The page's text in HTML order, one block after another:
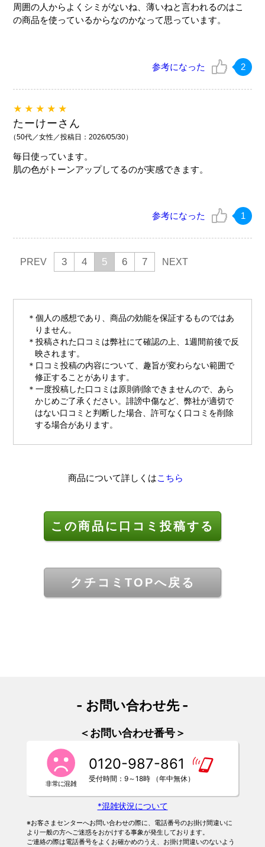
周囲の人からよくシミがないね、薄いねと言われるのはこ
の商品を使っているからなのかなって思っています。
参考になった 2
★★★★★
たーけーさん
（50代／女性／投稿日：2026/05/30）
毎日使っています。
肌の色がトーンアップしてるのが実感できます。
参考になった 1
PREV 3 4 5 6 7 NEXT
個人の感想であり、商品の効能を保証するものではあ
りません。
投稿された口コミは弊社にて確認の上、1週間前後で反
映されます。
口コミ投稿の内容について、趣旨が変わらない範囲で
修正することがあります。
一度投稿した口コミは原則削除できませんので、あら
かじめご了承ください。誹謗中傷など、弊社が適切で
はない口コミと判断した場合、許可なく口コミを削除
する場合があります。
商品について詳しくはこちら
この商品に口コミ投稿する
クチコミTOPへ戻る
- お問い合わせ先 -
＜お問い合わせ番号＞
0120-987-861
受付時間：9～18時 （年中無休）
*混雑状況について
※お客さまセンターへお問い合わせの際に、電話番号のお掛け間違いに
より一般の方へご迷惑をおかけする事象が発生しております。
ご連絡の際は電話番号をよくお確かめのうえ、お掛け間違いのないよう